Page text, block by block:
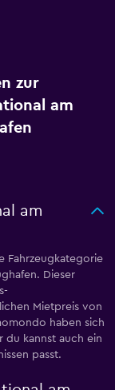
zur
am
am
Fahrzeugkategorie
Dieser
Mietpreis von
haben sich
du kannst auch ein
passt.